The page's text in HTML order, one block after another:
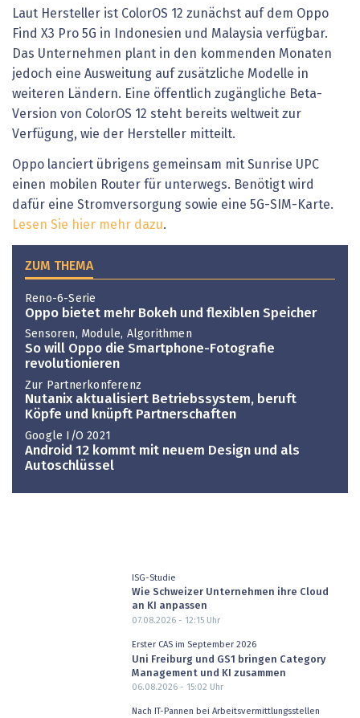
Laut Hersteller ist ColorOS 12 zunächst auf dem Oppo
Find X3 Pro 5G in Indonesien und Malaysia verfügbar.
Das Unternehmen plant in den kommenden Monaten
jedoch eine Ausweitung auf zusätzliche Modelle in
weiteren Ländern. Eine öffentlich zugängliche Beta-
Version von ColorOS 12 steht bereits weltweit zur
Verfügung, wie der Hersteller mitteilt.
Oppo lanciert übrigens gemeinsam mit Sunrise UPC
einen mobilen Router für unterwegs. Benötigt wird
dafür eine Stromversorgung sowie eine 5G-SIM-Karte.
Lesen Sie hier mehr dazu.
ZUM THEMA
Reno-6-Serie
Oppo bietet mehr Bokeh und flexiblen Speicher
Sensoren, Module, Algorithmen
So will Oppo die Smartphone-Fotografie
revolutionieren
Zur Partnerkonferenz
Nutanix aktualisiert Betriebssystem, beruft
Köpfe und knüpft Partnerschaften
Google I/O 2021
Android 12 kommt mit neuem Design und als
Autoschlüssel
ISG-Studie
Wie Schweizer Unternehmen ihre Cloud
an KI anpassen
07.08.2026 - 12:15Uhr
Erster CAS im September 2026
Uni Freiburg und GS1 bringen Category
Management und KI zusammen
06.08.2026 - 15:02 Uhr
Nach IT-Pannen bei Arbeitsvermittlungsstellen